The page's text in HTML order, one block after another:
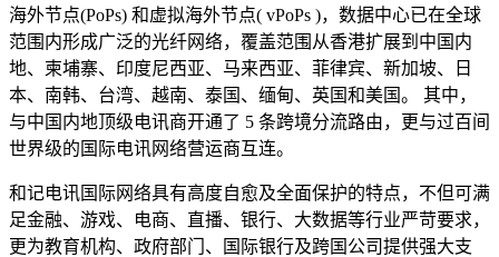
海外节点(PoPs) 和虚拟海外节点( vPoPs )，数据中心已在全球
范围内形成广泛的光纤网络，覆盖范围从香港扩展到中国内
地、柬埔寨、印度尼西亚、马来西亚、菲律宾、新加坡、日
本、南韩、台湾、越南、泰国、缅甸、英国和美国。 其中，
与中国内地顶级电讯商开通了 5 条跨境分流路由，更与过百间
世界级的国际电讯网络营运商互连。
和记电讯国际网络具有高度自愈及全面保护的特点，不但可满
足金融、游戏、电商、直播、银行、大数据等行业严苛要求，
更为教育机构、政府部门、国际银行及跨国公司提供强大支